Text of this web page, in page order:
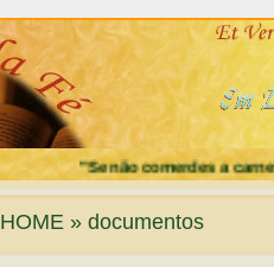
"Se não comerdes a carne do
HOME » documentos